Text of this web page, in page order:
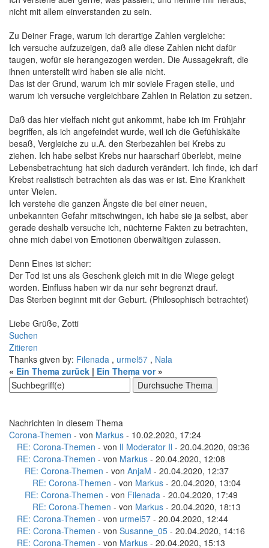
nicht mit allem einverstanden zu sein.
Zu Deiner Frage, warum ich derartige Zahlen vergleiche:
Ich versuche aufzuzeigen, daß alle diese Zahlen nicht dafür
taugen, wofür sie herangezogen werden. Die Aussagekraft, die
ihnen unterstellt wird haben sie alle nicht.
Das ist der Grund, warum ich mir soviele Fragen stelle, und
warum ich versuche vergleichbare Zahlen in Relation zu setzen.
Daß das hier vielfach nicht gut ankommt, habe ich im Frühjahr
begriffen, als ich angefeindet wurde, weil ich die Gefühlskälte
besaß, Vergleiche zu u.A. den Sterbezahlen bei Krebs zu
ziehen. Ich habe selbst Krebs nur haarscharf überlebt, meine
Lebensbetrachtung hat sich dadurch verändert. Ich finde, ich darf
Krebst realistisch betrachten als das was er ist. Eine Krankheit
unter Vielen.
Ich verstehe die ganzen Ängste die bei einer neuen,
unbekannten Gefahr mitschwingen, ich habe sie ja selbst, aber
gerade deshalb versuche ich, nüchterne Fakten zu betrachten,
ohne mich dabei von Emotionen überwältigen zulassen.
Denn Eines ist sicher:
Der Tod ist uns als Geschenk gleich mit in die Wiege gelegt
worden. Einfluss haben wir da nur sehr begrenzt drauf.
Das Sterben beginnt mit der Geburt. (Philosophisch betrachtet)
Liebe Grüße, Zotti
Suchen
Zitieren
Thanks given by: Filenada , urmel57 , Nala
« Ein Thema zurück | Ein Thema vor»
Nachrichten in diesem Thema
Corona-Themen - von Markus - 10.02.2020, 17:24
RE: Corona-Themen - von lI Moderator Il - 20.04.2020, 09:36
RE: Corona-Themen - von Markus - 20.04.2020, 12:08
RE: Corona-Themen - von AnjaM - 20.04.2020, 12:37
RE: Corona-Themen - von Markus - 20.04.2020, 13:04
RE: Corona-Themen - von Filenada - 20.04.2020, 17:49
RE: Corona-Themen - von Markus - 20.04.2020, 18:13
RE: Corona-Themen - von urmel57 - 20.04.2020, 12:44
RE: Corona-Themen - von Susanne_05 - 20.04.2020, 14:16
RE: Corona-Themen - von Markus - 20.04.2020, 15:13